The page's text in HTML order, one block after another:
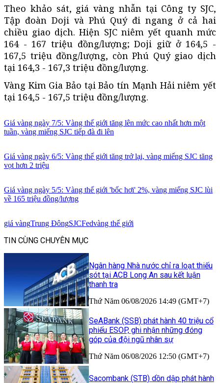
Theo khảo sát, giá vàng nhẫn tại Công ty SJC,
Tập đoàn Doji và Phú Quý đi ngang ở cả hai
chiều giao dịch. Hiện SJC niêm yết quanh mức
164 - 167 triệu đồng/lượng; Doji giữ ở 164,5 -
167,5 triệu đồng/lượng, còn Phú Quý giao dịch
tại 164,3 - 167,3 triệu đồng/lượng.
Vàng Kim Gia Bảo tại Bảo tín Mạnh Hải niêm yết
tại 164,5 - 167,5 triệu đồng/lượng.
Giá vàng ngày 7/5: Vàng thế giới tăng lên mức cao nhất hơn một
tuần, vàng miếng SJC tiếp đà đi lên
Giá vàng ngày 6/5: Vàng thế giới tăng trở lại, vàng miếng SJC tăng
vọt hơn 2 triệu
Giá vàng ngày 5/5: Vàng thế giới 'bốc hơi' 2%, vàng miếng SJC lùi
về 165 triệu đồng/lượng
giá vàngTrung ĐôngSJCFedvàng thế giới
TIN CÙNG CHUYÊN MỤC
Ngân hàng Nhà nước chỉ ra loạt thiếu
sót tại ACB Long An sau kết luận
thanh tra
Thứ Năm 06/08/2026 14:49 (GMT+7)
SeABank (SSB) phát hành 40 triệu cổ
phiếu ESOP, ghi nhận những đóng
góp của đội ngũ nhân sự
Thứ Năm 06/08/2026 12:50 (GMT+7)
Sacombank (STB) dồn dập phát hành